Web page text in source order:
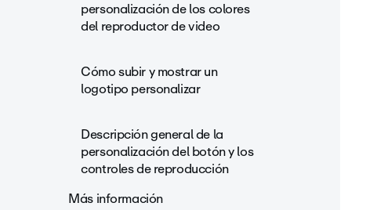
personalización de los colores
del reproductor de video
Cómo subir y mostrar un
logotipo personalizar
Descripción general de la
personalización del botón y los
controles de reproducción
Más información